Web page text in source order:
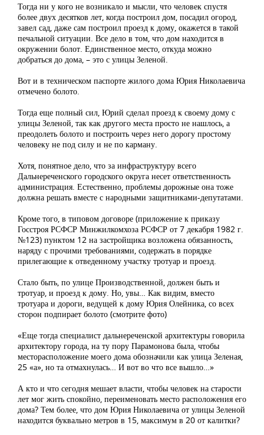
Тогда ни у кого не возникало и мысли, что человек спустя
более двух десятков лет, когда построил дом, посадил огород,
завел сад, даже сам построил проезд к дому, окажется в такой
печальной ситуации. Все дело в том, что дом находится в
окружении болот. Единственное место, откуда можно
добраться до дома, – это с улицы Зеленой.
Вот и в техническом паспорте жилого дома Юрия Николаевича
отмечено болото.
Тогда еще полный сил, Юрий сделал проезд к своему дому с
улицы Зеленой, так как другого места просто не нашлось, а
преодолеть болото и построить через него дорогу простому
человеку не под силу и не по карману.
Хотя, понятное дело, что за инфраструктуру всего
Дальнереченского городского округа несет ответственность
администрация. Естественно, проблемы дорожные она тоже
должна решать вместе с народными защитниками-депутатами.
Кроме того, в типовом договоре (приложение к приказу
Госстроя РСФСР Минжилкомхоза РСФСР от 7 декабря 1982 г.
№123) пунктом 12 на застройщика возложена обязанность,
наряду с прочими требованиями, содержать в порядке
прилегающие к отведенному участку тротуар и проезд.
Стало быть, по улице Производственной, должен быть и
тротуар, и проезд к дому. Но, увы… Как видим, вместо
тротуара и дороги, ведущей к дому Юрия Олейника, со всех
сторон подпирает болото (смотрите фото)
«Еще тогда специалист дальнереченской архитектуры говорила
архитектору города, на ту пору Парамонова была, чтобы
месторасположение моего дома обозначили как улица Зеленая,
25 «а», но та отмахнулась… И вот во что все вышло…»
А кто и что сегодня мешает власти, чтобы человек на старости
лет мог жить спокойно, переименовать место расположения его
дома? Тем более, что дом Юрия Николаевича от улицы Зеленой
находится буквально метров в 15, максимум в 20 от калитки?